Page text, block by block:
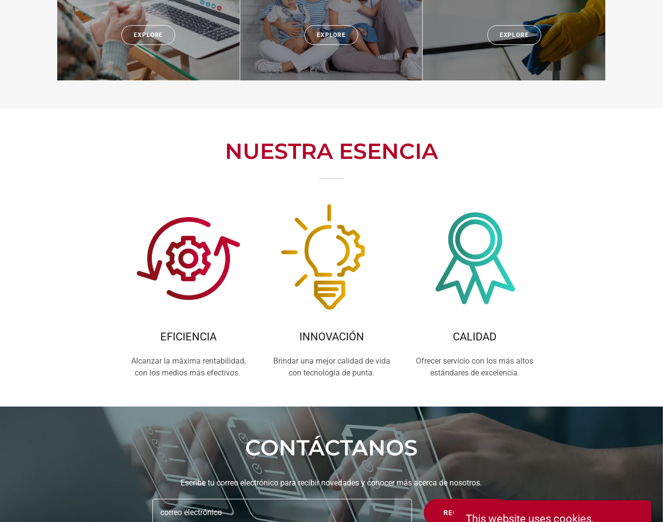
EXPLORE EXPLORE EXPLORE
NUESTRA ESENCIA
EFICIENCIA
Alcanzar la máxima rentabilidad,
con los medios más efectivos.
INNOVACIÓN
Brindar una mejor calidad de vida
con tecnología de punta.
CALIDAD
Ofrecer servicio con los más altos
estándares de excelencia.
CONTÁCTANOS
Escribe tu correo electrónico para recibir novedades y conocer más acerca de nosotros.
correo electrónico REGISTRADOThis website uses cookies.